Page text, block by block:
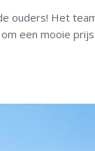
ouders! Het
een mooie